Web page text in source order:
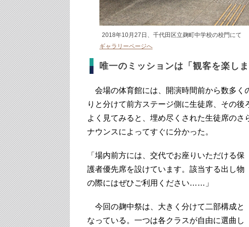
2018年10月27日、千代田区立麹町中学校の校門にて
ギャラリーページへ
唯一のミッションは「観客を楽しま
会場の体育館には、開演時間前から数多く
りと分けて前方ステージ側に生徒席、その後
よく見てみると、埋め尽くされた生徒席の
ナウンスによってすぐに分かった。
「場内前方には、交代でお座りいただける保
護者優先席を設けています。該当する出し物
の際にはぜひご利用ください……」
今回の麹中祭は、大きく分けて二部構成と
なっている。一つは各クラスが自由に選曲し